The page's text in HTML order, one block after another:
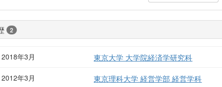
2
年3月 東京大学 大学院経済学研究科
年3月 東京理科大学 経営学部 経営学科